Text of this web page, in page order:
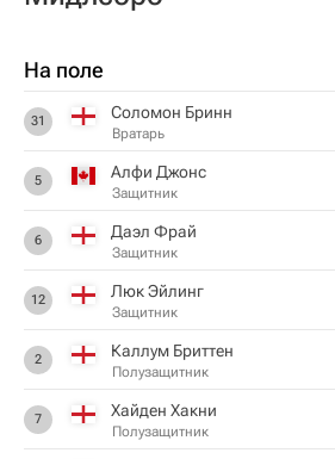
На поле
31 Соломон Бринн
Вратарь
5 Алфи Джонс
Защитник
6 Даэл Фрай
Защитник
12 Люк Эйлинг
Защитник
2 Каллум Бриттен
Полузащитник
7 Хайден Хакни
Полузащитник